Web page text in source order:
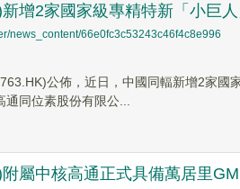
增2家國家級專精特新「小巨
news_content/66e0fc3c53243c46f4c8e996
公佈，近日，中國同輻新增2家
同位素股份有限公...
屬中核高通正式具備萬居里